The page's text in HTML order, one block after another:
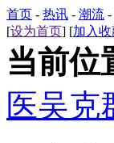
首页 - 热讯 - 潮流 -
[设为首页] [加入
当前位
医吴克